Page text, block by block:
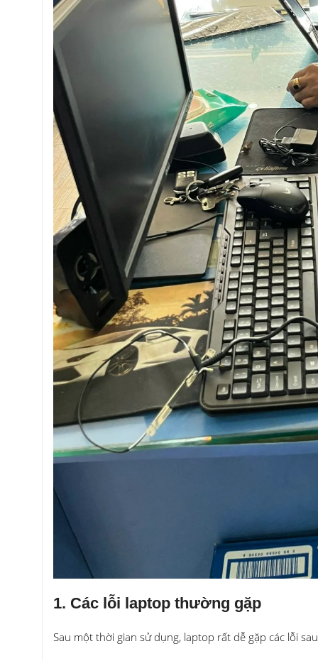
1. Các lỗi laptop thường gặp
Sau một thời gian sử dụng, laptop rất dễ gặp các lỗi